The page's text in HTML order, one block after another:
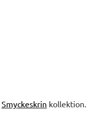
Smyckeskrin kollektion.